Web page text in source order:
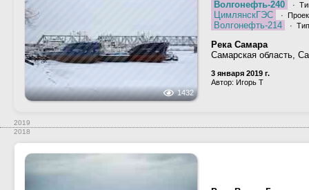
1432
Волгонефть-240 ·
ЦимлянскГЭС ·
Волгонефть-214 ·
Река Самара
Самарская область,
3 января 2019 г.
Автор: Игорь Т
2019
2018